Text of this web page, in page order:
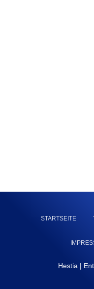
STARTSEITE
Hestia |